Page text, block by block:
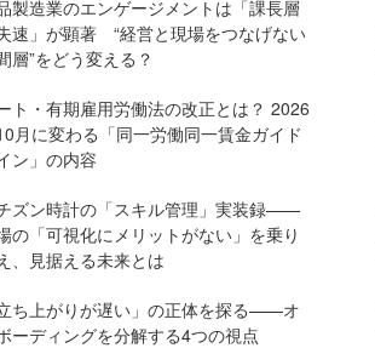
製造業のエンゲージメントは「課長層
速」が顕著 “経営と現場をつなげない
層”をどう変える？
ト・有期雇用労働法の改正とは？ 2026
月に変わる「同一労働同一賃金ガイド
ン」の内容
ズン時計の「スキル管理」実装録——
の「可視化にメリットがない」を乗り
、見据える未来とは
立ち上がりが遅い」の正体を探る——オ
ーディングを分解する4つの視点